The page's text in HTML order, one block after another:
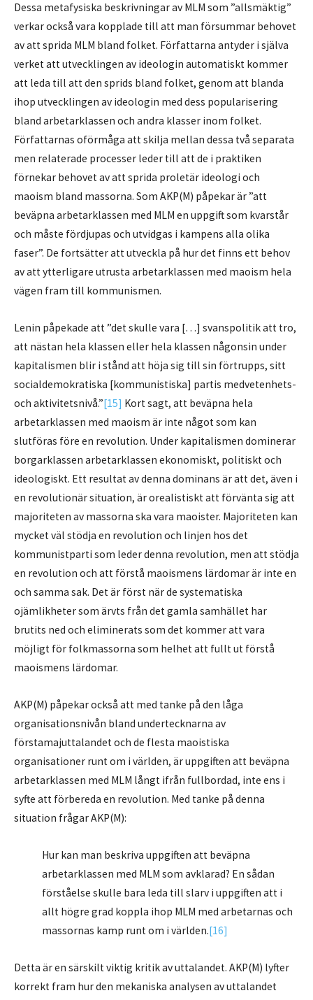
Dessa metafysiska beskrivningar av MLM som ”allsmäktig”
verkar också vara kopplade till att man försummar behovet
av att sprida MLM bland folket. Författarna antyder i själva
verket att utvecklingen av ideologin automatiskt kommer
att leda till att den sprids bland folket, genom att blanda
ihop utvecklingen av ideologin med dess popularisering
bland arbetarklassen och andra klasser inom folket.
Författarnas oförmåga att skilja mellan dessa två separata
men relaterade processer leder till att de i praktiken
förnekar behovet av att sprida proletär ideologi och
maoism bland massorna. Som AKP(M) påpekar är ”att
beväpna arbetarklassen med MLM en uppgift som kvarstår
och måste fördjupas och utvidgas i kampens alla olika
faser”. De fortsätter att utveckla på hur det finns ett behov
av att ytterligare utrusta arbetarklassen med maoism hela
vägen fram till kommunismen.
Lenin påpekade att ”det skulle vara […] svanspolitik att tro,
att nästan hela klassen eller hela klassen någonsin under
kapitalismen blir i stånd att höja sig till sin förtrupps, sitt
socialdemokratiska [kommunistiska] partis medvetenhets-
och aktivitetsnivå.”[15] Kort sagt, att beväpna hela
arbetarklassen med maoism är inte något som kan
slutföras före en revolution. Under kapitalismen dominerar
borgarklassen arbetarklassen ekonomiskt, politiskt och
ideologiskt. Ett resultat av denna dominans är att det, även i
en revolutionär situation, är orealistiskt att förvänta sig att
majoriteten av massorna ska vara maoister. Majoriteten kan
mycket väl stödja en revolution och linjen hos det
kommunistparti som leder denna revolution, men att stödja
en revolution och att förstå maoismens lärdomar är inte en
och samma sak. Det är först när de systematiska
ojämlikheter som ärvts från det gamla samhället har
brutits ned och eliminerats som det kommer att vara
möjligt för folkmassorna som helhet att fullt ut förstå
maoismens lärdomar.
AKP(M) påpekar också att med tanke på den låga
organisationsnivån bland undertecknarna av
förstamajuttalandet och de flesta maoistiska
organisationer runt om i världen, är uppgiften att beväpna
arbetarklassen med MLM långt ifrån fullbordad, inte ens i
syfte att förbereda en revolution. Med tanke på denna
situation frågar AKP(M):
Hur kan man beskriva uppgiften att beväpna
arbetarklassen med MLM som avklarad? En sådan
förståelse skulle bara leda till slarv i uppgiften att i
allt högre grad koppla ihop MLM med arbetarnas och
massornas kamp runt om i världen.[16]
Detta är en särskilt viktig kritik av uttalandet. AKP(M) lyfter
korrekt fram hur den mekaniska analysen av uttalandet